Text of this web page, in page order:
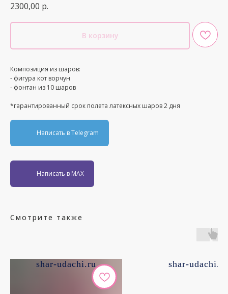
2300,00 р.
В корзину
Композиция из шаров:
- фигура кот ворчун
- фонтан из 10 шаров
*гарантированный срок полета латексных шаров 2 дня
Написать в Telegram
Написать в MAX
Смотрите также
shar-udachi.ru shar-udachi.ru